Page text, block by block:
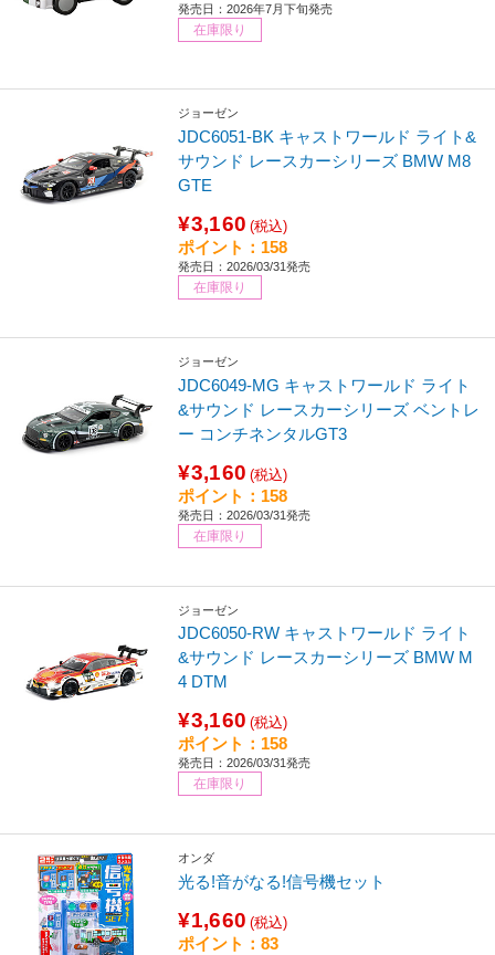
発売日：2026年7月下旬発売
在庫限り
ジョーゼン
JDC6051-BK キャストワールド ライト&
サウンド レースカーシリーズ BMW M8
GTE
¥3,160 (税込)
ポイント：158
発売日：2026/03/31発売
在庫限り
ジョーゼン
JDC6049-MG キャストワールド ライト
&サウンド レースカーシリーズ ベントレ
ー コンチネンタルGT3
¥3,160 (税込)
ポイント：158
発売日：2026/03/31発売
在庫限り
ジョーゼン
JDC6050-RW キャストワールド ライト
&サウンド レースカーシリーズ BMW M
4 DTM
¥3,160 (税込)
ポイント：158
発売日：2026/03/31発売
在庫限り
オンダ
光る!音がなる!信号機セット
¥1,660 (税込)
ポイント：83